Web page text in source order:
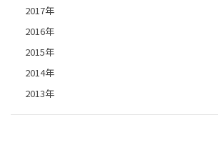
2017年
2016年
2015年
2014年
2013年